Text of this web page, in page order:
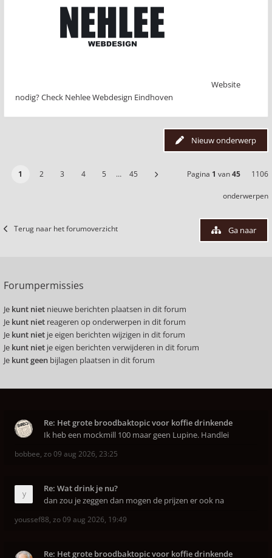
Website
nodig? Check Nehlee Webdesign Eindhoven
Nieuw onderwerp
1 2 3 4 5 … 45 Pagina 1 van45 1106
onderwerpen
Terug naar het forumoverzicht Ga naar
Forumpermissies
Je kunt niet nieuwe berichten plaatsen in dit forum
Je kunt niet reageren op onderwerpen in dit forum
Je kunt niet je eigen berichten wijzigen in dit forum
Je kunt niet je eigen berichten verwijderen in dit forum
Je kunt geen bijlagen plaatsen in dit forum
Re: Het grote broodbaktopic voor koffie drinkende
Ik heb een mockmill 100 maar geen Lupine. Handlei
bobbee, zo 09 aug 2026, 23:25
Re: Wat drink je nu?
dan zou je zeggen dan mogen de prijzen er ook na
youssef88, zo 09 aug 2026, 19:49
Re: Het grote broodbaktopic voor koffie drinkende